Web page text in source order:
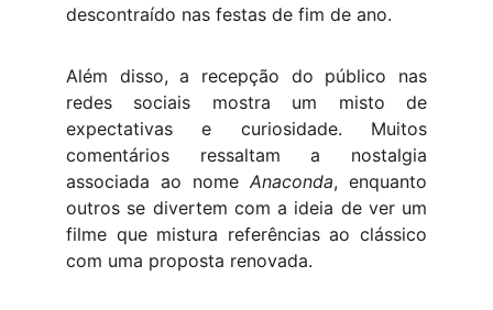
descontraído nas festas de fim de ano.
Além disso, a recepção do público nas
redes sociais mostra um misto de
expectativas e curiosidade. Muitos
comentários ressaltam a nostalgia
associada ao nome Anaconda, enquanto
outros se divertem com a ideia de ver um
filme que mistura referências ao clássico
com uma proposta renovada.